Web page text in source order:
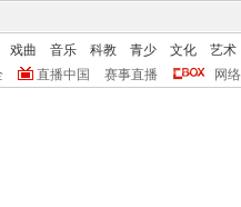
戏曲 音乐 科教 青少 文化 艺术
直播中国 赛事直播 网